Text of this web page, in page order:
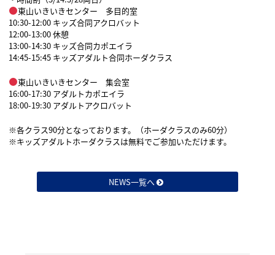
東山いきいきセンター 多目的室
10:30-12:00 キッズ合同アクロバット
12:00-13:00 休憩
13:00-14:30 キッズ合同カポエイラ
14:45-15:45 キッズアダルト合同ホーダクラス
東山いきいきセンター 集会室
16:00-17:30 アダルトカポエイラ
18:00-19:30 アダルトアクロバット
※各クラス90分となっております。（ホーダクラスのみ60分）
※キッズアダルトホーダクラスは無料でご参加いただけます。
NEWS一覧へ